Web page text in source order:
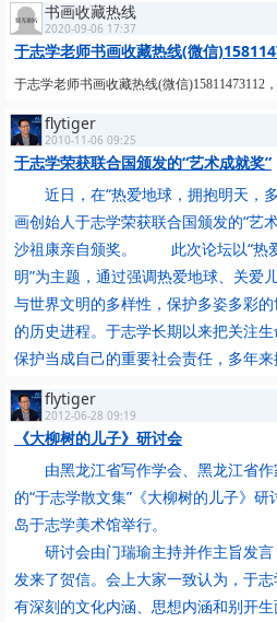
书画收藏热线
2020-09-06 17:37
于志学​老师书画收藏热线(微信
于志学老师书画收藏热线(微信)15811473112
flytiger
2010-11-06 09:25
于志学荣获联合国颁发的“艺术成就奖”
近日，在“热爱地球，拥抱明天，
画创始人于志学荣获联合国颁发的“艺
沙祖康亲自颁奖。 此次论坛以“热
明”为主题，通过强调热爱地球、关爱
与世界文明的多样性，保护多姿多彩
的历史进程。于志学长期以来把关注
保护当成自己的重要社会责任，多年
flytiger
2012-06-28 09:19
《大柳树的儿子》研讨会
由黑龙江省写作学会、黑龙江省作
的“于志学散文集”《大柳树的儿子》
岛于志学美术馆举行。
研讨会由门瑞瑜主持并作主旨发言
发来了贺信。会上大家一致认为，于
有深刻的文化内涵、思想内涵和别开